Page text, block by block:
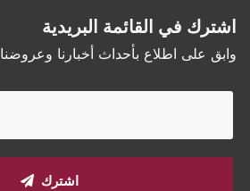
اشترك في القائمة البريدية
وابق على اطلاع بأحداث أخبارنا وعروضنا
اشترك